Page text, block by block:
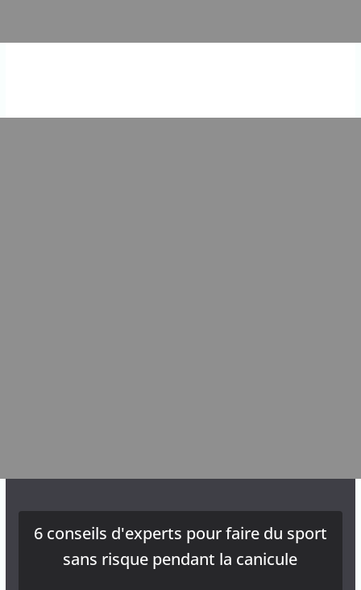
6 conseils d'experts pour faire du sport
sans risque pendant la canicule